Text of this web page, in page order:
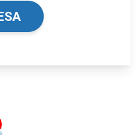
rodilla, con
acompañante